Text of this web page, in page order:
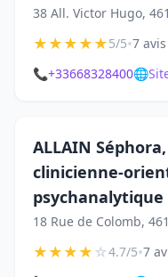
38 All. Victor Hugo,
★★★★★5/5•7 avis
📞+33668328400🌐
ALLAIN
clinicienne-
psychanalytique
18 Rue de Colomb,
★★★★☆4.7/5•7